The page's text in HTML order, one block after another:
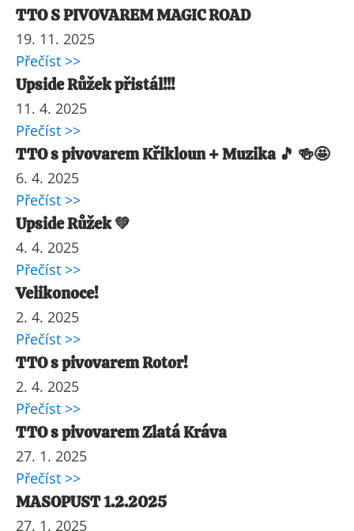
TTO S PIVOVAREM MAGIC ROAD
19. 11. 2025
Přečíst >>
Upside Růžek přistál!!!
11. 4. 2025
Přečíst >>
TTO s pivovarem Křikloun + Muzika 🎵 🍻🤩
6. 4. 2025
Přečíst >>
Upside Růžek 💚
4. 4. 2025
Přečíst >>
Velikonoce!
2. 4. 2025
Přečíst >>
TTO s pivovarem Rotor!
2. 4. 2025
Přečíst >>
TTO s pivovarem Zlatá Kráva
27. 1. 2025
Přečíst >>
MASOPUST 1.2.2025
27. 1. 2025